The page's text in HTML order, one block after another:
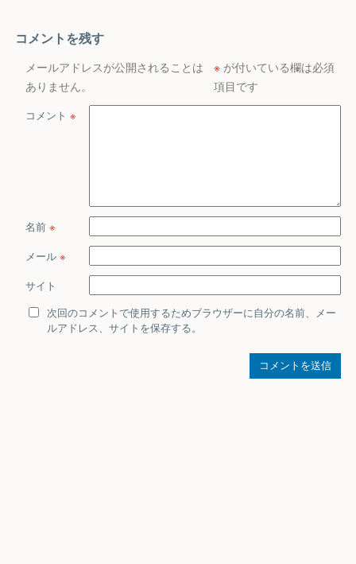
コメントを残す
メールアドレスが公開されることは
ありません。
※が付いている欄は必須
項目です
コメント ※
名前 ※
メール ※
サイト
次回のコメントで使用するためブラウザーに自分の名前、メー
ルアドレス、サイトを保存する。